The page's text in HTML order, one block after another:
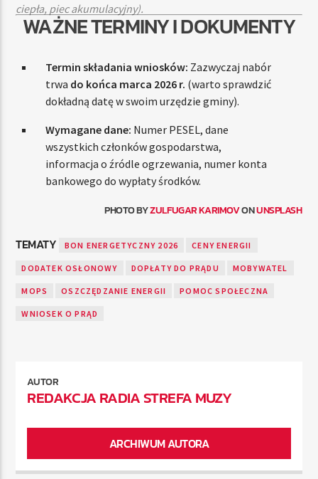
ciepła, piec akumulacyjny).
WAŻNE TERMINY I DOKUMENTY
Termin składania wniosków: Zazwyczaj nabór
trwa do końca marca 2026 r. (warto sprawdzić
dokładną datę w swoim urzędzie gminy).
Wymagane dane: Numer PESEL, dane
wszystkich członków gospodarstwa,
informacja o źródle ogrzewania, numer konta
bankowego do wypłaty środków.
PHOTO BYZULFUGAR KARIMOVONUNSPLASH
TEMATY BON ENERGETYCZNY 2026 CENY ENERGII
DODATEK OSŁONOWY DOPŁATY DO PRĄDU MOBYWATEL
MOPS OSZCZĘDZANIE ENERGII POMOC SPOŁECZNA
WNIOSEK O PRĄD
AUTOR
REDAKCJA RADIA STREFA MUZY
ARCHIWUM AUTORA